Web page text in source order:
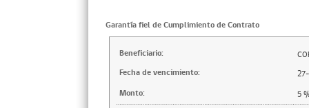
Garantía fiel de Cumplimiento de Contrato
Beneficiario:
Fecha de vencimiento:
Monto:
5